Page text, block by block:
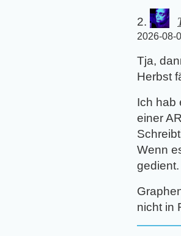
2026-08-
Tja,
Herbst
Ich hab
einer
Wenn
gedient.
nicht in